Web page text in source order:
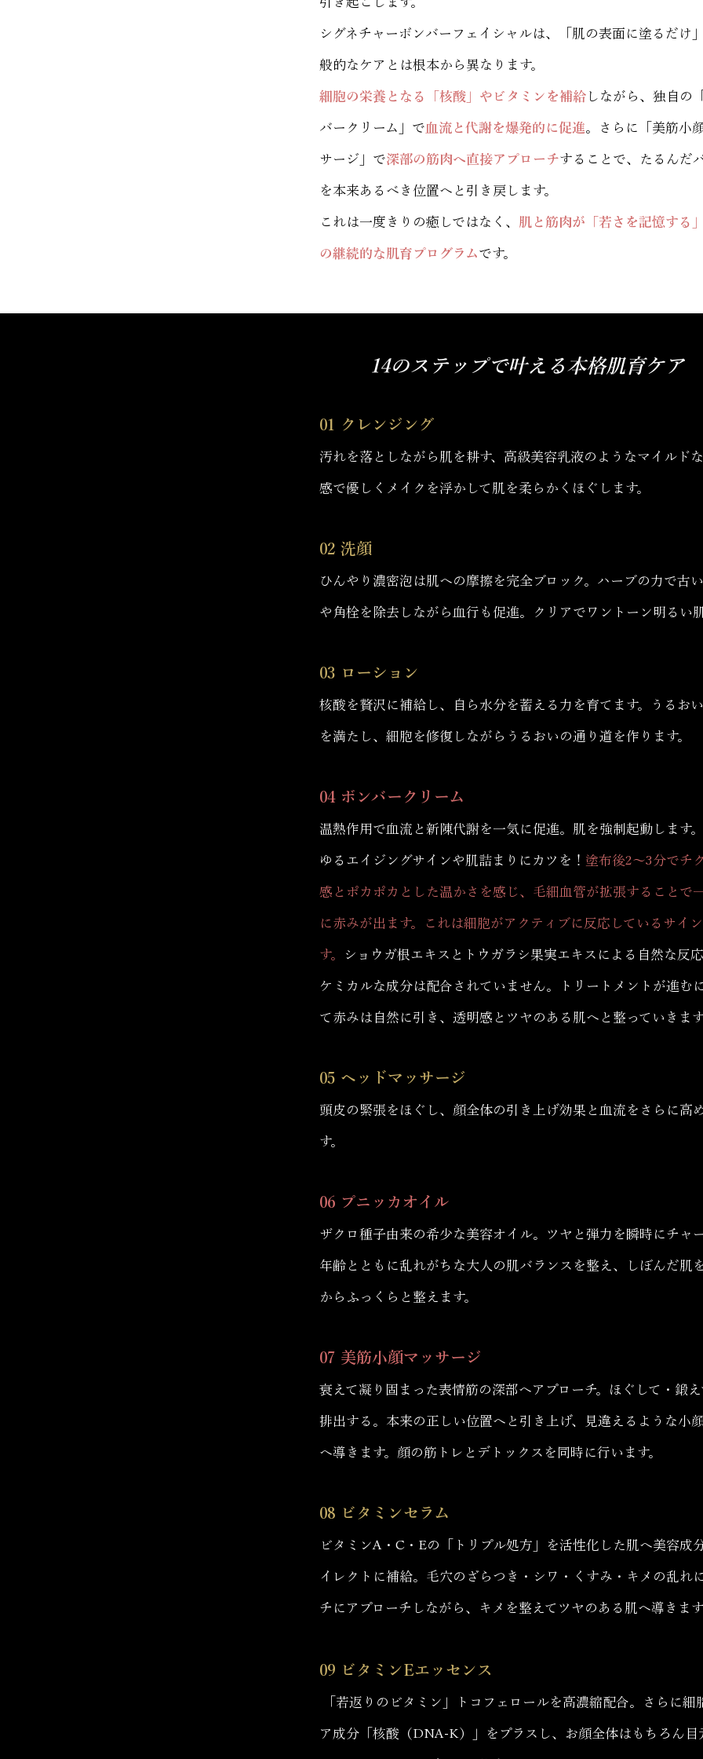
シグネチャーボンバーフェイシャルは、「肌の表面に塗るだけ
般的なケアとは根本から異なります。
細胞の栄養となる「核酸」やビタミンを補給 しながら、独自の
バークリーム」で血流と代謝を爆発的に促進。 さらに「美筋小
サージ」で深部の筋肉へ直接アプローチすることで、たるんだ
を本来あるべき位置へと引き戻します。
これは一度きりの癒しではなく、 肌と筋肉が「若さを記憶する
の継続的な肌育プログラムです。
14のステップで叶える本格肌育ケア
01 クレンジング
汚れを落としながら肌を耕す、高級美容乳液のようなマイルド
感で優しくメイクを浮かして肌を柔らかくほぐします。
02 洗顔
ひんやり濃密泡は肌への摩擦を完全ブロック。ハーブの力で古
や角栓を除去しながら血行も促進。クリアでワントーン明るい
03 ローション
核酸を贅沢に補給し、自ら水分を蓄える力を育てます。うるお
を満たし、細胞を修復しながらうるおいの通り道を作ります。
04 ボンバークリーム
温熱作用で血流と新陳代謝を一気に促進。肌を強制起動します
ゆるエイジングサインや肌詰まりにカツを！ 塗布後2〜3分でチ
感とポカポカとした温かさを感じ、毛細血管が拡張することで
に赤みが出ます。これは細胞がアクティブに反応しているサイ
す。 ショウガ根エキスとトウガラシ果実エキスによる自然な反
ケミカルな成分は配合されていません。トリートメントが進む
て赤みは自然に引き、透明感とツヤのある肌へと整っていきま
05 ヘッドマッサージ
頭皮の緊張をほぐし、顔全体の引き上げ効果と血流をさらに高
す。
06 プニッカオイル
ザクロ種子由来の希少な美容オイル。ツヤと弾力を瞬時にチャ
年齢とともに乱れがちな大人の肌バランスを整え、しぼんだ肌
からふっくらと整えます。
07 美筋小顔マッサージ
衰えて凝り固まった表情筋の深部へアプローチ。ほぐして・鍛
排出する。本来の正しい位置へと引き上げ、見違えるような小
へ導きます。顔の筋トレとデトックスを同時に行います。
08 ビタミンセラム
ビタミンA・C・Eの「トリプル処方」を活性化した肌へ美容成
イレクトに補給。毛穴のざらつき・シワ・くすみ・キメの乱れ
チにアプローチしながら、キメを整えてツヤのある肌へ導きま
09 ビタミンEエッセンス
「若返りのビタミン」トコフェロールを高濃縮配合。さらに細
ア成分「核酸（DNA-K）」をプラスし、お顔全体はもちろん目